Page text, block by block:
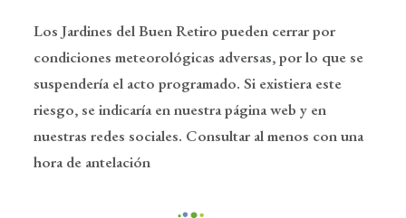
Los Jardines del Buen Retiro pueden cerrar por
condiciones meteorológicas adversas, por lo que se
suspendería el acto programado. Si existiera este
riesgo, se indicaría en nuestra página web y en
nuestras redes sociales. Consultar al menos con una
hora de antelación